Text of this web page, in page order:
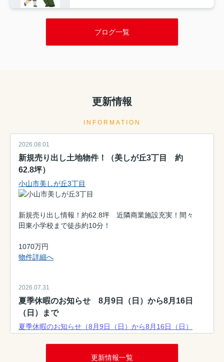
ブログ一覧
更新情報
INFORMATION
2026.08.01
新規売り出し土地物件！（美しが丘3丁目 約
62.8坪）
小山市美しが丘3丁目
新規売り出し情報！約62.8坪 近隣商業施設充実！間々
田東小学校まで徒歩約10分！
1070万円
物件詳細へ
2026.07.31
夏季休暇のお知らせ 8月9日（日）から8月16日
（日）まで
夏季休暇のお知らせ（8月9日（日）から8月16日（日）
手ながら、弊社では上記の期間を夏季休暇とさせていただき
更新情報一覧